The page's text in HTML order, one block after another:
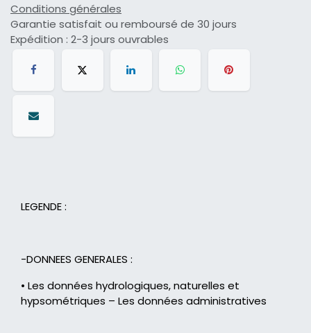
Conditions générales
Garantie satisfait ou remboursé de 30 jours
Expédition : 2-3 jours ouvrables
LEGENDE :
-DONNEES GENERALES :
• Les données hydrologiques, naturelles et
hypsométriques – Les données administratives